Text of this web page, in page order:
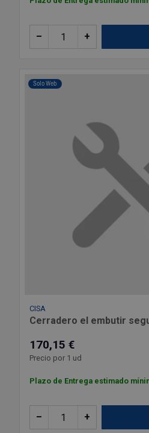
+
–
Solo Web
CISA
Cerradero el embutir
170,15 €
Precio por 1 ud
Plazo de Entrega estimado
+
–